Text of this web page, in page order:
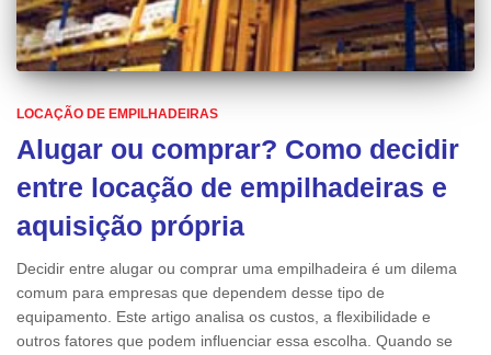
LOCAÇÃO DE EMPILHADEIRAS
Alugar ou comprar? Como decidir
entre locação de empilhadeiras e
aquisição própria
Decidir entre alugar ou comprar uma empilhadeira é um dilema
comum para empresas que dependem desse tipo de
equipamento. Este artigo analisa os custos, a flexibilidade e
outros fatores que podem influenciar essa escolha. Quando se